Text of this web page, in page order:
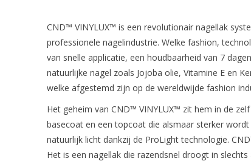
CND™ VINYLUX™ is een revolutionair nagellak
professionele nagelindustrie. Welke fashion,
van snelle applicatie, een houdbaarheid van 7
natuurlijke nagel zoals Jojoba olie, Vitamine E en
welke afgestemd zijn op de wereldwijde fashion
Het geheim van CND™ VINYLUX™ zit hem in de
basecoat en een topcoat die alsmaar sterker
natuurlijk licht dankzij de ProLight technologie.
Het is een nagellak die razendsnel droogt in